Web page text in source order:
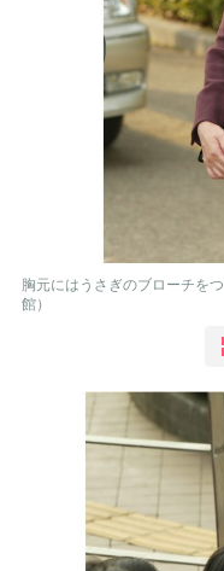
胸元にはうさぎのブローチを
館）